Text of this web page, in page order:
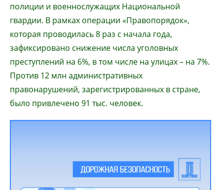
полиции и военнослужащих Национальной
гвардии. В рамках операции «Правопорядок»,
которая проводилась 8 раз с начала года,
зафиксировано снижение числа уголовных
преступлений на 6%, в том числе на улицах – на 7%.
Против 12 млн административных
правонарушений, зарегистрированных в стране,
было привлечено 91 тыс. человек.